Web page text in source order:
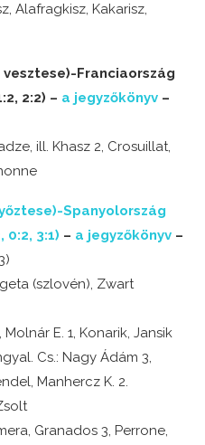
Alafragkisz, Kakarisz,
vesztese)-Franciaország
2:2) – a jegyzőkönyv –
ill. Khasz 2, Crosuillat,
Spanyolország
0:2, 3:1) – a jegyzőkönyv –
(szlovén), Zwart
E. 1, Konarik, Jansik
Cs.: Nagy Ádám 3,
Manhercz K. 2.
Granados 3, Perrone,